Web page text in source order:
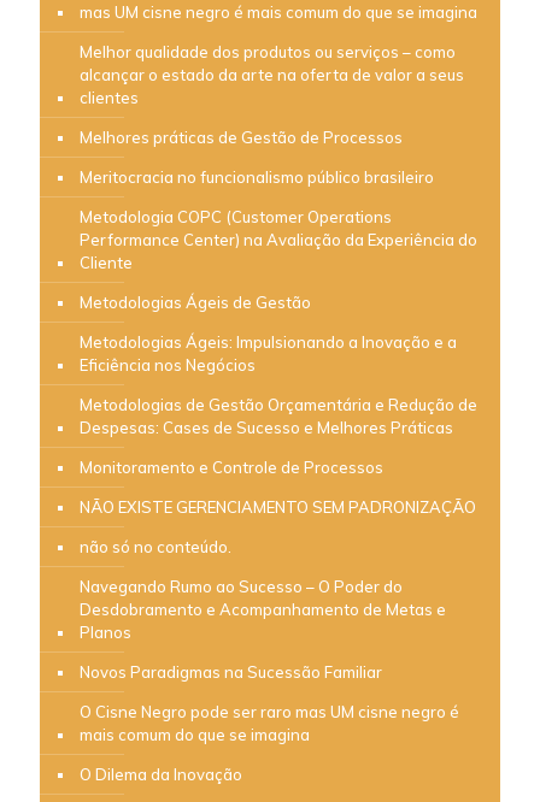
mas UM cisne negro é mais comum do que se imagina
Melhor qualidade dos produtos ou serviços – como
alcançar o estado da arte na oferta de valor a seus
clientes
Melhores práticas de Gestão de Processos
Meritocracia no funcionalismo público brasileiro
Metodologia COPC (Customer Operations
Performance Center) na Avaliação da Experiência do
Cliente
Metodologias Ágeis de Gestão
Metodologias Ágeis: Impulsionando a Inovação e a
Eficiência nos Negócios
Metodologias de Gestão Orçamentária e Redução de
Despesas: Cases de Sucesso e Melhores Práticas
Monitoramento e Controle de Processos
NÃO EXISTE GERENCIAMENTO SEM PADRONIZAÇÃO
não só no conteúdo.
Navegando Rumo ao Sucesso – O Poder do
Desdobramento e Acompanhamento de Metas e
Planos
Novos Paradigmas na Sucessão Familiar
O Cisne Negro pode ser raro mas UM cisne negro é
mais comum do que se imagina
O Dilema da Inovação